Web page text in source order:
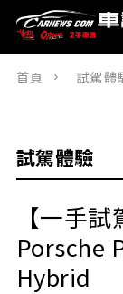
首頁 試駕體
試駕體驗
【一手
Porsche
Hybrid